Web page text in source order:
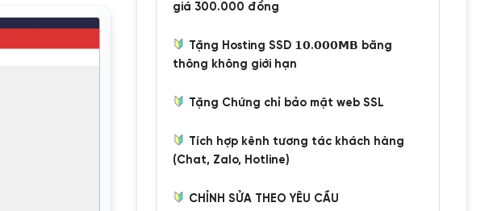
giá 300.000 đồng
Tặng Hosting SSD 𝟭𝟬.𝟬𝟬𝟬𝗠𝗕 băng
thông không giới hạn
Tặng Chứng chỉ bảo mật web SSL
Tích hợp kênh tương tác khách hàng
(Chat, Zalo, Hotline)
CHỈNH SỬA THEO YÊU CẦU